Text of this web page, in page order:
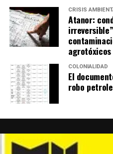
CRISIS
Atanor:
agrotóxicos
COLONIALIDAD
El
robo